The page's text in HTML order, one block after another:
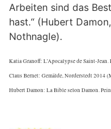
Arbeiten sind das
hast.“ (Hubert
Nothnagle).
Katia Granoff: L’Apocalypse de Saint-
Claus Bernet: Gemälde, Norderstedt 2014
Hubert Damon: La Bible selon Damon.